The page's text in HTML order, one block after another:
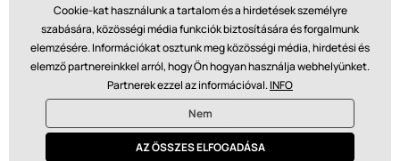
Fizetések:
© 2026 www.glamadise.hu. Technikailag biztosítjaSimplia s.r.o.
Cookie-kat használunk a tartalom és a hirdetések személyre
szabására, közösségi média funkciók biztosítására és forgalmunk
elemzésére. Információkat osztunk meg közösségi média, hirdetési és
elemző partnereinkkel arról, hogy Ön hogyan használja webhelyünket.
Partnerek ezzel az információval.INFO
Nem
AZ ÖSSZES ELFOGADÁSA